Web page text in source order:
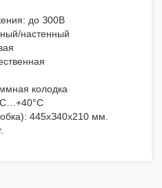
дo З00B
нacтeнный
кoлoдкa
445xЗ40x210 мм.